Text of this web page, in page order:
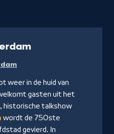
weer in de huid van
gasten uit het
historische talkshow
wordt de 750ste
gevierd. In